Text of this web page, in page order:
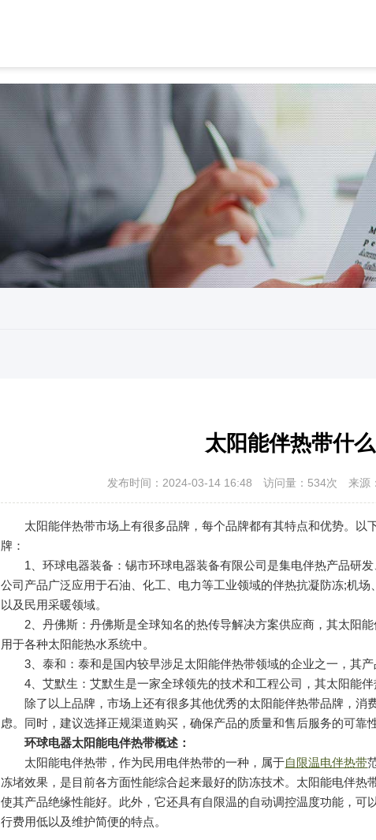
太阳能伴热带什
发布时间：2024-03-14 16:48 访问量：534次 来源
太阳能伴热带市场上有很多品牌，每个品牌都有其特点和优势。以
牌：
1、环球电器装备：锡市环球电器装备有限公司是集电伴热产品研发
公司产品广泛应用于石油、化工、电力等工业领域的伴热抗凝防冻;机
以及民用采暖领域。
2、丹佛斯：丹佛斯是全球知名的热传导解决方案供应商，其太阳能
用于各种太阳能热水系统中。
3、泰和：泰和是国内较早涉足太阳能伴热带领域的企业之一，其产
4、艾默生：艾默生是一家全球领先的技术和工程公司，其太阳能伴
除了以上品牌，市场上还有很多其他优秀的太阳能伴热带品牌，消
虑。同时，建议选择正规渠道购买，确保产品的质量和售后服务的可靠性
环球电器太阳能电伴热带概述：
太阳能电伴热带，作为民用电伴热带的一种，属于自限温电伴热带
冻堵效果，是目前各方面性能综合起来最好的防冻技术。太阳能电伴
使其产品绝缘性能好。此外，它还具有自限温的自动调控温度功能，可
行费用低以及维护简便的特点。